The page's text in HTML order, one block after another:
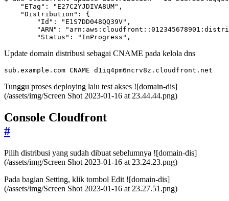
        "Status": "InProgress",
Update domain distribusi sebagai CNAME pada kelola dns
sub.example.com CNAME d1iq4pm6ncrv8z.cloudfront.net
Tunggu proses deploying lalu test akses ![domain-dis]
(/assets/img/Screen Shot 2023-01-16 at 23.44.44.png)
Console Cloudfront
#
Pilih distribusi yang sudah dibuat sebelumnya ![domain-dis]
(/assets/img/Screen Shot 2023-01-16 at 23.24.23.png)
Pada bagian Setting, klik tombol Edit ![domain-dis]
(/assets/img/Screen Shot 2023-01-16 at 23.27.51.png)